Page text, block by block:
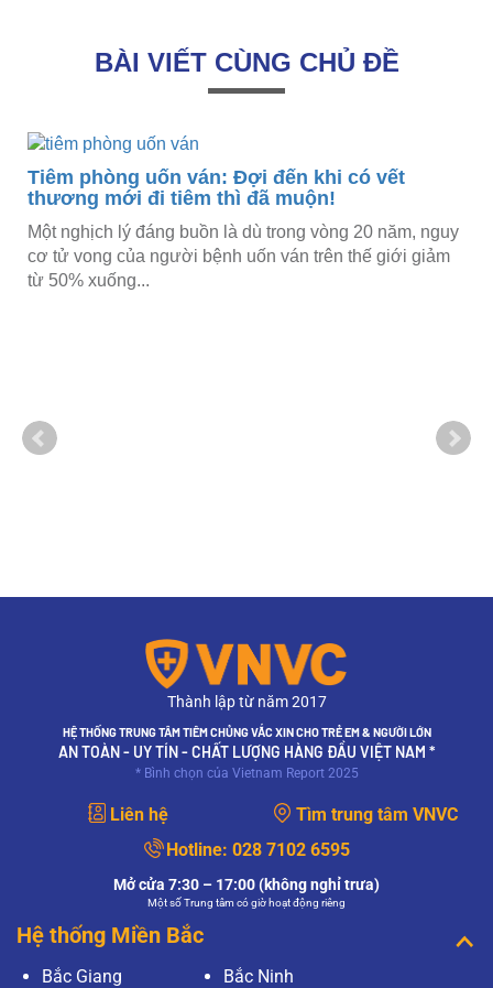
BÀI VIẾT CÙNG CHỦ ĐỀ
Tiêm phòng uốn ván: Đợi đến khi có vết
thương mới đi tiêm thì đã muộn!
Một nghịch lý đáng buồn là dù trong vòng 20 năm, nguy
cơ tử vong của người bệnh uốn ván trên thế giới giảm
từ 50% xuống...
Thành lập từ năm 2017
HỆ THỐNG TRUNG TÂM TIÊM CHỦNG VẮC XIN CHO TRẺ EM & NGƯỜI LỚN
AN TOÀN - UY TÍN - CHẤT LƯỢNG HÀNG ĐẦU VIỆT NAM *
* Bình chọn của Vietnam Report 2025
Liên hệ
Tìm trung tâm VNVC
Hotline: 028 7102 6595
Mở cửa 7:30 – 17:00 (không nghỉ trưa)
Một số Trung tâm có giờ hoạt động riêng
Hệ thống Miền Bắc
Bắc Giang
Bắc Ninh